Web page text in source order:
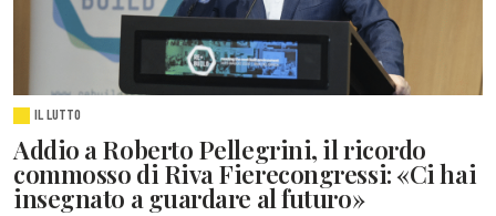
IL LUTTO
Addio a Roberto Pellegrini, il ricordo
commosso di Riva Fierecongressi: «Ci hai
insegnato a guardare al futuro»